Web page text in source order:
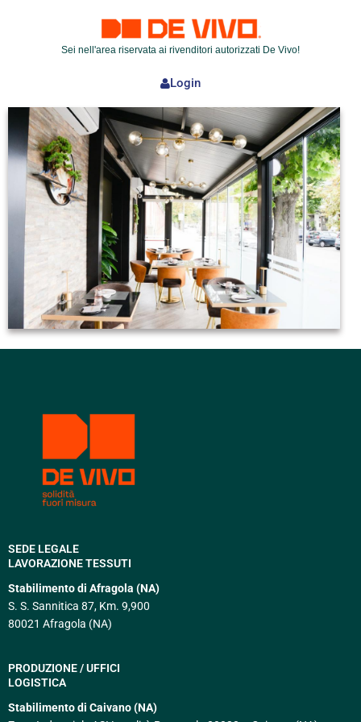
Sei nell'area riservata ai rivenditori autorizzati De Vivo!
Login
SEDE LEGALE
LAVORAZIONE TESSUTI
Stabilimento di Afragola (NA)
S. S. Sannitica 87, Km. 9,900
80021 Afragola (NA)
PRODUZIONE / UFFICI
LOGISTICA
Stabilimento di Caivano (NA)